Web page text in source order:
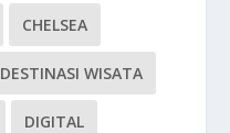
CHELSEA
DESTINASI WISATA
DIGITAL